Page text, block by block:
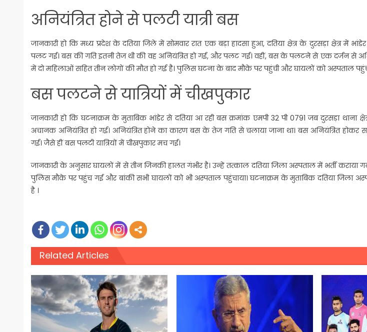
अनियंत्रित होने से पलटी यात्री बस
जानकारी हो कि मध्य प्रदेश के दतिया जिले में सोमवार रात एक बड़ा हादसा हुआ, दतिया क्षेत्र के दुरसड़ा क्षेत्र में
पलट गई। बस की गति इतनी तेज थी की वह अनियंत्रित हो गई, और पलट गई। वहीं, बस के पलटने से एक दर्जन से
में दो महिलाओं सहित तीन लोगों की मौत हो गई है। पुलिस घटना के बाद मौके पर पहुंची और घायलों को अस्पताल
बस पलटने से यात्रियों में चीखपुकार
जानकारी हो कि घटनाक्रम के मुताबिक भांडेर से दतिया आ रही बस क्रमांक एमपी 32 पी 0791 जब दुरसड़ा थाना
अचानक अनियंत्रित हो गई। अनियंत्रित होने का कारण बस के तेज गति से चलाया जाना था। बस अनियंत्रित
गई। जैसे हीं बस पलटी यात्रियों में चीखपुकार मच गई।
जानकारी के अनुसार घायलों में से तीन जिनकी हालत गंभीर है। उन्हें तत्काल दतिया जिला अस्पताल में भर्ती कराया
पुलिस मौके पर पहुंच गई और बांकी सभी घायलों को भी अस्पताल पहुंचाया। घटनाक्रम के मुताबिक दतिया जिला
है ।
Related Articles